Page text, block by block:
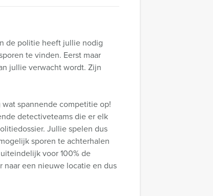
de politie heeft jullie nodig
te vinden. Eerst maar
jullie verwacht wordt. Zijn
spannende competitie op!
detectiveteams die er elk
Jullie spelen dus
sporen te achterhalen
voor 100% de
een nieuwe locatie en dus